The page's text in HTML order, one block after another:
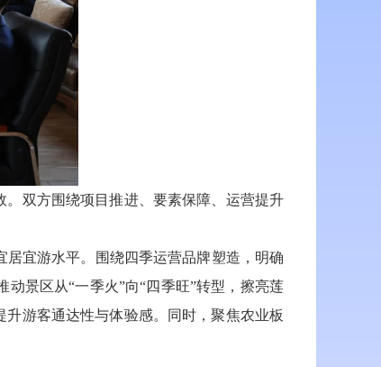
双方围绕项目推进、要素保障、运营提升
宜游水平。围绕四季运营品牌塑造，明确
景区从“一季火”向“四季旺”转型，擦亮莲
游客通达性与体验感。同时，聚焦农业板